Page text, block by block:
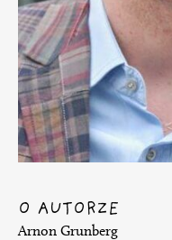
O AUTORZE
Arnon Grunberg